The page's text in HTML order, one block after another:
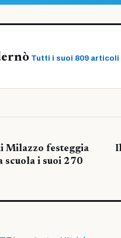
Tutti i suoi 809 articoli
Milazzo festeggia
scuola i suoi 270